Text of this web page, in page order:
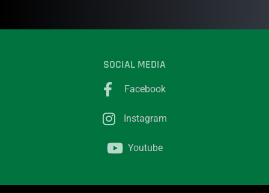
SOCIAL MEDIA
Facebook
Instagram
Youtube